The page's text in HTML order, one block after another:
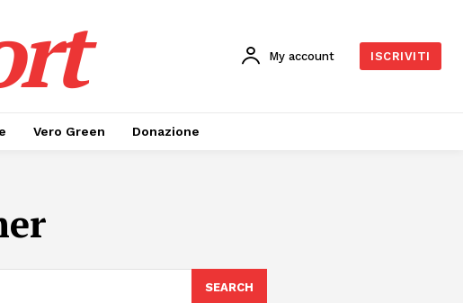
My account ISCRIVITI
Vero Green Donazione
SEARCH